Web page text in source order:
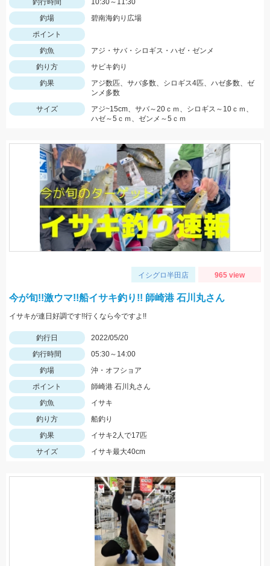
釣行時間
10:30～11:30
釣場
碧南海釣り広場
ポイント
釣魚
アジ・サバ・シロギス・ハゼ・ゼンメ
釣り方
サビキ釣り
釣果
アジ数匹、サバ多数、シロギス4匹、ハゼ多数、ゼ
ンメ多数
サイズ
アジ~15cm、サバ～20ｃｍ、シロギス～10ｃｍ、
ハゼ～5ｃｍ、ゼンメ～5ｃｍ
イシグロ半田店 965 view
今が旬!!激ウマ!!船イサキ釣り!! 師崎港 石川丸さん
イサキが連日好調です!!行くなら今ですよ!!
釣行日
2022/05/20
釣行時間
05:30～14:00
釣場
沖・オフショア
ポイント
師崎港 石川丸さん
釣魚
イサキ
釣り方
船釣り
釣果
イサキ2人で17匹
サイズ
イサキ最大40cm